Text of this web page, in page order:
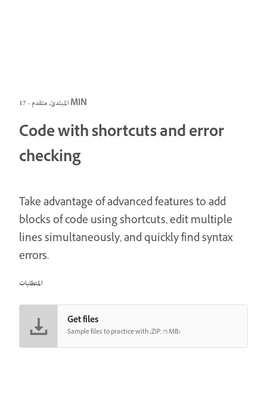
المبتدئ, متقدم · 17 MIN
Code with shortcuts and error
checking
Take advantage of advanced features to add
blocks of code using shortcuts, edit multiple
lines simultaneously, and quickly find syntax
errors.
المتطلبات
Get files
Sample files to practice with (ZIP, 75 MB)